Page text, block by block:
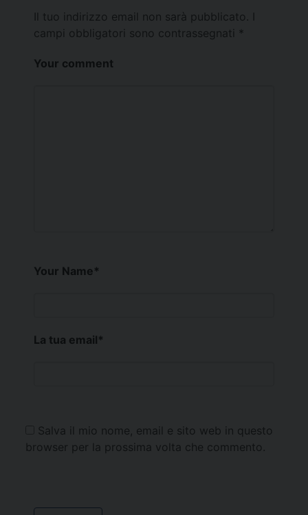
Il tuo indirizzo email non sarà pubblicato.
campi obbligatori sono contrassegnati *
Your comment
Your Name*
La tua email*
Salva il mio nome, email e sito web in questo
browser per la prossima volta che commento.